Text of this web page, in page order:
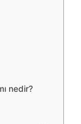
nedir?